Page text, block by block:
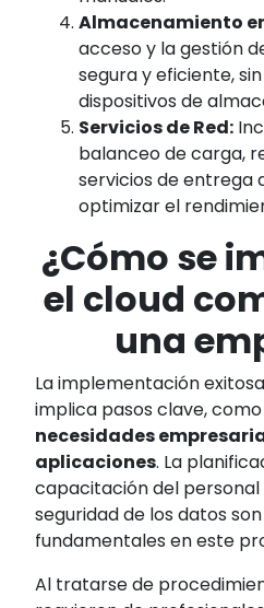
Almacenamiento
acceso y la gestión
segura y eficiente,
dispositivos de
Servicios de Red:
balanceo de carga,
servicios de entrega
optimizar el
¿Cómo se
el cloud
una
La implementación
implica pasos clave, como
necesidades
aplicaciones. La
capacitación del
seguridad de los datos
fundamentales en este
Al tratarse de